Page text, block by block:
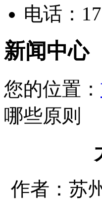
电话：
新闻中心
您的位置：
哪些原则
作者：苏